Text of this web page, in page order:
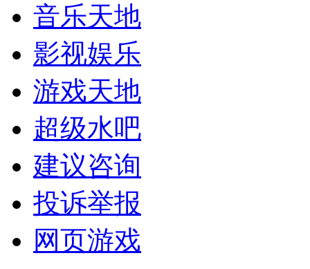
音乐天地
影视娱乐
游戏天地
超级水吧
建议咨询
投诉举报
网页游戏